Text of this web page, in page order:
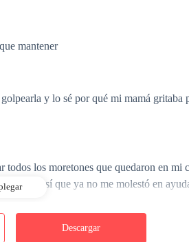
mantener
y lo sé por qué mi mamá
los moretones que quedaron en
adulta así que ya no me molestó en
que queria estudiar un poco y luego
Descargar